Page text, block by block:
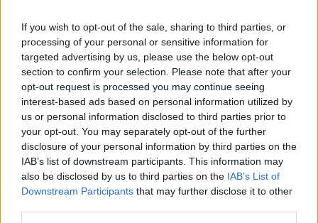
If you wish to opt-out of the sale, sharing to third parties, or
processing of your personal or sensitive information for
targeted advertising by us, please use the below opt-out
section to confirm your selection. Please note that after your
opt-out request is processed you may continue seeing
interest-based ads based on personal information utilized by
us or personal information disclosed to third parties prior to
your opt-out. You may separately opt-out of the further
disclosure of your personal information by third parties on the
IAB’s list of downstream participants. This information may
also be disclosed by us to third parties on the IAB’s List of
Downstream Participants that may further disclose it to other
Foto Super Rugby Twitter
Visita Rugbymeet Shop e scopri
tutte le offerte